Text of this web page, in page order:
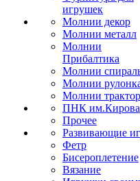
игрушек
Молнии декор
Молнии металл
Молнии
Прибалтика
Молнии
Молнии
Молнии трактор
ПНК им.Кирова
Прочее
Развивающие
Фетр
Бисероплетение
Вязание